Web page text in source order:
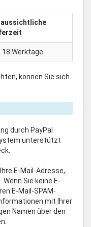
18 Werktage
können Sie sich
durch PayPal
unterstützt
E-Mail-Adresse,
Sie keine E-
E-Mail-SPAM-
mit Ihrer
Namen über den